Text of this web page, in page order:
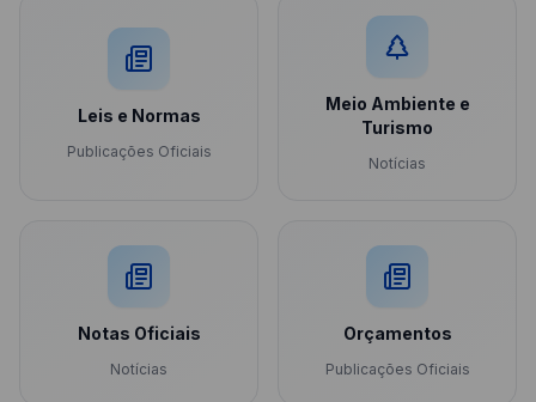
Leis e Normas
Publicações Oficiais
Meio Ambiente e
Turismo
Notícias
Notas Oficiais
Notícias
Orçamentos
Publicações Oficiais